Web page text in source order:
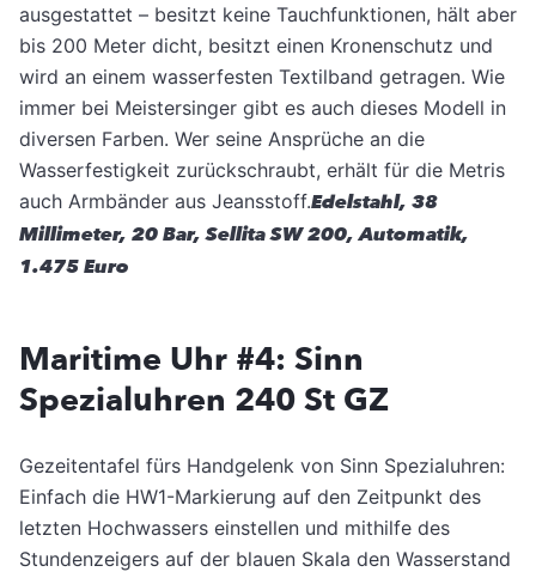
ausgestattet – besitzt keine Tauchfunktionen, hält aber
bis 200 Meter dicht, besitzt einen Kronenschutz und
wird an einem wasserfesten Textilband getragen. Wie
immer bei Meistersinger gibt es auch dieses Modell in
diversen Farben. Wer seine Ansprüche an die
Wasserfestigkeit zurückschraubt, erhält für die Metris
auch Armbänder aus Jeansstoff.Edelstahl, 38
Millimeter, 20 Bar, Sellita SW 200, Automatik,
1.475 Euro
Maritime Uhr #4: Sinn
Spezialuhren 240 St GZ
Gezeitentafel fürs Handgelenk von Sinn Spezialuhren:
Einfach die HW1-Markierung auf den Zeitpunkt des
letzten Hochwassers einstellen und mithilfe des
Stundenzeigers auf der blauen Skala den Wasserstand